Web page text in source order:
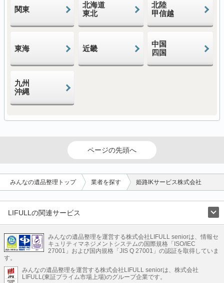
関東
北海道
東北
北陸
甲信越
東海 近畿
中国
四国
九州
沖縄
ページの先頭へ
みんなの遺品整理トップ 業者を探す 姫路IKサービス株式会社
LIFULLの関連サービス
不動産・住宅
引越し 老人ホーム 地方創生 ママの就労支援
不動産クラウドファンディング 遺品整理 老後の暮らし情報
LIFULL HOME'Sのサービス
みんなの遺品整理を運営する株式会社LIFULL seniorは、情報セ
キュリティマネジメントシステムの国際規格「ISO/IEC
27001」および国内規格「JIS Q 27001」の認証を取得していま
す。
みんなの遺品整理を運営する株式会社LIFULL seniorは、株式会社
LIFULL(東証プライム市場上場)のグループ企業です。